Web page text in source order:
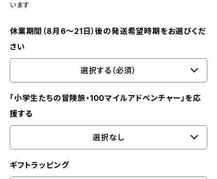
います
休業期間（8月6〜21日）後の発送希望時期をお選びくだ
さい
選択する（必須）
「小学生たちの冒険旅・100マイルアドベンチャー」を応
援する
選択なし
ギフトラッピング